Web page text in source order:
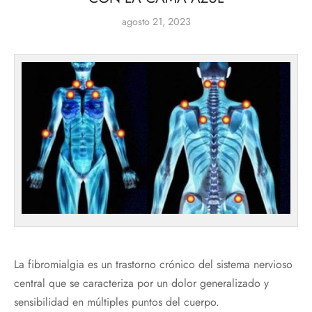
agosto 21, 2023
La fibromialgia es un trastorno crónico del sistema nervioso
central que se caracteriza por un dolor generalizado y
sensibilidad en múltiples puntos del cuerpo.